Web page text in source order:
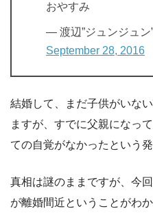
おやすみ
— 渡辺”ジュンジュン
September 28, 2016
結婚して、まだ子供がいな
ますが、すでに父親になっ
ての自覚がなかったという
真相は謎のままですが、今
が離婚間近ということがわか